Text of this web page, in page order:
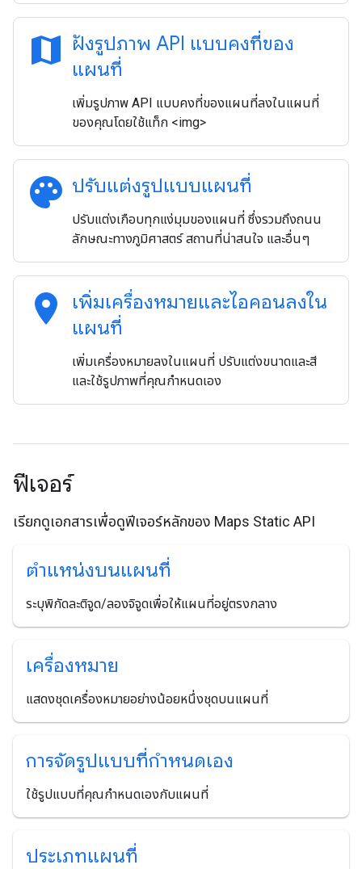
map ฝังรูปภาพ API แบบคงที่ของ
แผนที่
เพิ่มรูปภาพ API แบบคงที่ของแผนที่ลงในแผนที่
ของคุณโดยใช้แท็ก <img>
palette ปรับแต่งรูปแบบแผนที่
ปรับแต่งเกือบทุกแง่มุมของแผนที่ ซึ่งรวมถึงถนน
ลักษณะทางภูมิศาสตร์ สถานที่น่าสนใจ และอื่นๆ
location_on
เพิ่มเครื่องหมายและไอคอนลงใน
แผนที่
เพิ่มเครื่องหมายลงในแผนที่ ปรับแต่งขนาดและสี
และใช้รูปภาพที่คุณกำหนดเอง
ฟีเจอร์
เรียกดูเอกสารเพื่อดูฟีเจอร์หลักของ Maps Static API
ตำแหน่งบนแผนที่
ระบุพิกัดละติจูด/ลองจิจูดเพื่อให้แผนที่อยู่ตรงกลาง
เครื่องหมาย
แสดงชุดเครื่องหมายอย่างน้อยหนึ่งชุดบนแผนที่
การจัดรูปแบบที่กำหนดเอง
ใช้รูปแบบที่คุณกำหนดเองกับแผนที่
ประเภทแผนที่